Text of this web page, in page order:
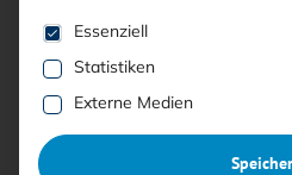
Mit <kes>+ lesen
Firmen,
Neue Kooperationen,
Es folgt eine Liste der
Essenziell
Statistiken
Externe Medien